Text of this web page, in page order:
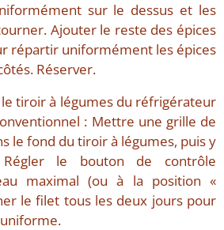
sur le dessus et les
Ajouter le reste des épices
répartir uniformément les épices
Réserver.
le tiroir à légumes du réfrigérateur
: Mettre une grille de
le fond du tiroir à légumes, puis y
le bouton de contrôle
maximal (ou à la position «
le filet tous les deux jours pour